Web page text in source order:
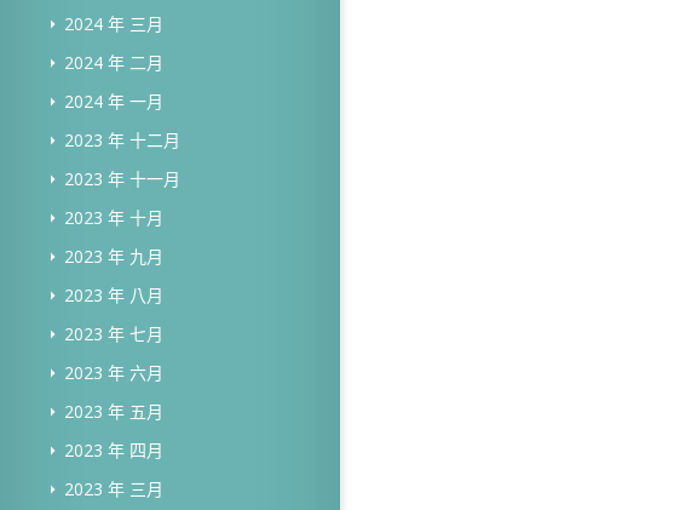
2024 年 三月
2024 年 二月
2024 年 一月
2023 年 十二月
2023 年 十一月
2023 年 十月
2023 年 九月
2023 年 八月
2023 年 七月
2023 年 六月
2023 年 五月
2023 年 四月
2023 年 三月